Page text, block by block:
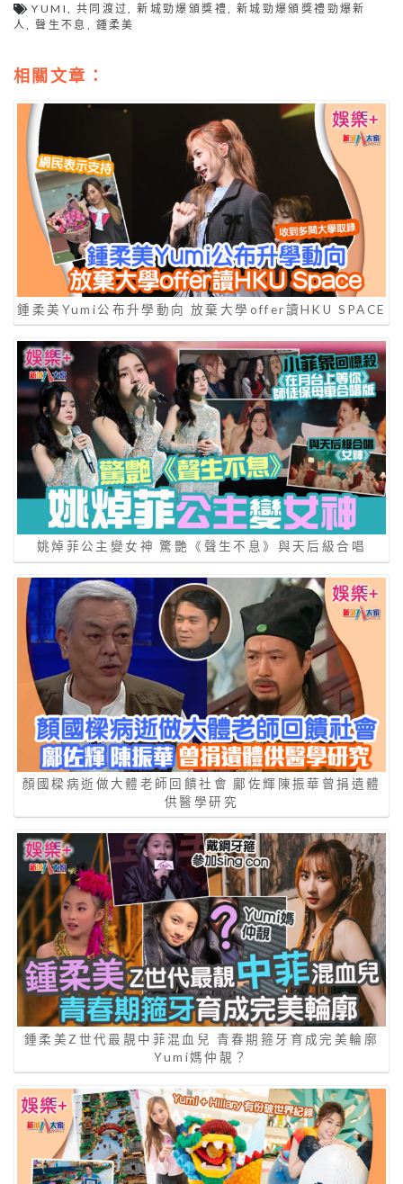
YUMI 共同渡过 ,新城勁爆頒獎禮
新城勁爆頒獎禮勁爆新
人
,聲生不息 鍾柔美
相關文章：
鍾柔美Yumi公布升學動向 放棄大學offer讀HKU SPACE
姚焯菲公主變女神 驚艷《聲生不息》與天后級合唱
顏國樑病逝做大體老師回饋社會 鄺佐輝陳振華曾捐遺體
供醫學研究
鍾柔美Z世代最靚中菲混血兒 青春期箍牙育成完美輪廓
Yumi媽仲靚？